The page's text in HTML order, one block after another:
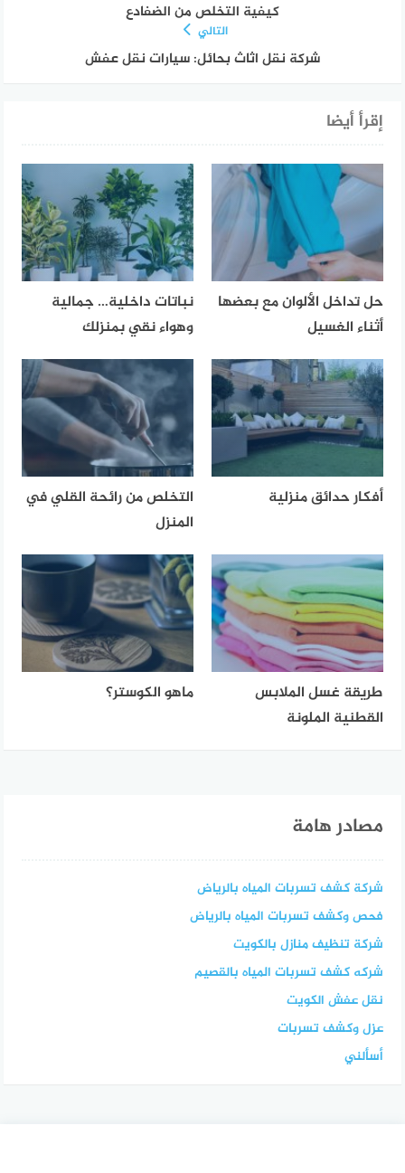
كيفية التخلص من الضفادع
التالي
شركة نقل اثاث بحائل: سيارات نقل عفش
إقرأ أيضا
حل تداخل الألوان مع بعضها
أثناء الغسيل
نباتات داخلية… جمالية
وهواء نقي بمنزلك
أفكار حدائق منزلية
التخلص من رائحة القلي في
المنزل
طريقة غسل الملابس
القطنية الملونة
ماهو الكوستر؟
مصادر هامة
شركة كشف تسربات المياه بالرياض
فحص وكشف تسربات المياه بالرياض
شركة تنظيف منازل بالكويت
شركه كشف تسربات المياه بالقصيم
نقل عفش الكويت
عزل وكشف تسربات
أسألني